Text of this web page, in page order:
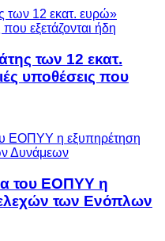
των 12 εκατ.
υποθέσεις που
του ΕΟΠΥΥ η
των Ενόπλων